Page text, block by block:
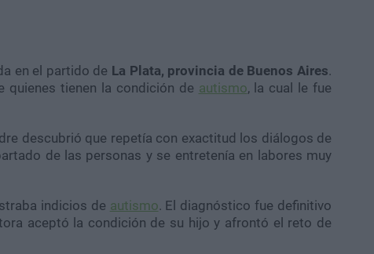
en el partido de La Plata, provincia de Buenos Aires.
quienes tienen la condición de autismo, la cual le fue
descubrió que repetía con exactitud los diálogos de
de las personas y se entretenía en labores muy
indicios de autismo. El diagnóstico fue definitivo
aceptó la condición de su hijo y afrontó el reto de